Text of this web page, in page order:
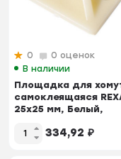
0
0 оценок
В наличии
Площадка для
самоклеящаяся
25х25 мм, Белый,
334,92 ₽